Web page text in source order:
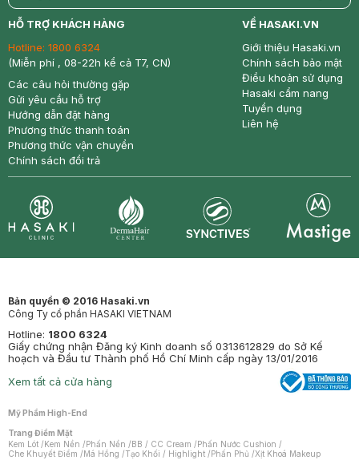
return nowfree price
HỖ TRỢ KHÁCH HÀNG
Hotline: 1800 6324
(Miễn phí , 08-22h kể cả T7, CN)
Các câu hỏi thường gặp
Gửi yêu cầu hỗ trợ
Hướng dẫn đặt hàng
Phương thức thanh toán
Phương thức vận chuyển
Chính sách đổi trả
VỀ HASAKI.VN
Giới thiệu Hasaki.vn
Chính sách bảo mật
Điều khoản sử dụng
Hasaki cẩm nang
Tuyển dụng
Liên hệ
Bản quyền © 2016 Hasaki.vn
Công Ty cổ phần HASAKI VIETNAM
Hotline: 1800 6324
Giấy chứng nhận Đăng ký Kinh doanh số 0313612829 do Sở Kế
hoạch và Đầu tư Thành phố Hồ Chí Minh cấp ngày 13/01/2016
Xem tất cả cửa hàng
Mỹ Phẩm High-End
Trang Điểm Mặt
Kem Lót /Kem Nền /Phấn Nền /BB / CC Cream /Phấn Nước Cushion /
Che Khuyết Điểm /Má Hồng /Tạo Khối / Highlight /Phấn Phủ /Xịt Khoá Makeup